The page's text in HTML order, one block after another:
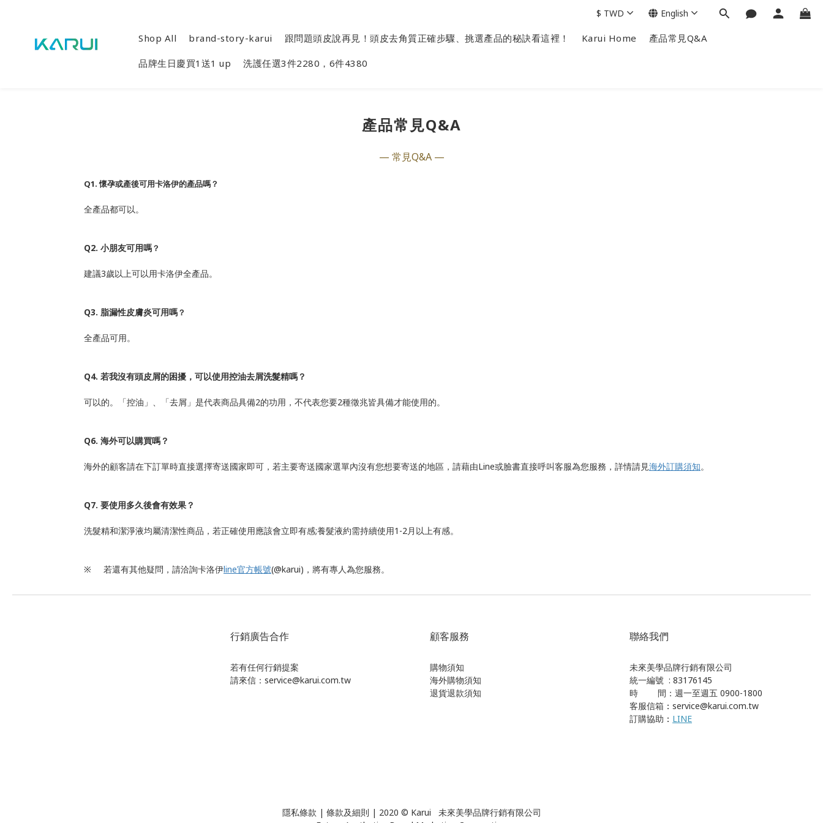
Shop All brand-story-karui 跟問題頭皮說再見！頭皮去角質正確步驟、挑選產品的秘訣看這裡！ Karui Home 產品常見Q&A
品牌生日慶買1送1 up 洗護任選3件2280，6件4380
$ TWD English
產品常見Q&A
— 常見Q&A —
Q1.懷孕或產後可用卡洛伊的產品嗎？
全產品都可以。
Q2. 小朋友可用嗎？
建議3歲以上可以用卡洛伊全產品。
Q3. 脂漏性皮膚炎可用嗎？
全產品可用。
Q4. 若我沒有頭皮屑的困擾，可以使用控油去屑洗髮精嗎？
可以的。「控油」、「去屑」是代表商品具備2的功用，不代表您要2種徵兆皆具備才能使用的。
Q6. 海外可以購買嗎？
海外的顧客請在下訂單時直接選擇寄送國家即可，若主要寄送國家選單內沒有您想要寄送的地區，請藉由Line或臉書直接呼叫客服為您服務，詳情請見海外訂購須知。
Q7. 要使用多久後會有效果？
洗髮精和潔淨液均屬清潔性商品，若正確使用應該會立即有感;養髮液約需持續使用1-2月以上有感。
※ 若還有其他疑問，請洽詢卡洛伊line官方帳號(@karui)，將有專人為您服務。
行銷廣告合作
若有任何行銷提案
請來信：service@karui.com.tw
顧客服務
購物須知
海外購物須知
退貨退款須知
聯絡我們
未來美學品牌行銷有限公司
統一編號 : 83176145
時 間：週一至週五 0900-1800
客服信箱 ： service@karui.com.tw
訂購協助 ： LINE
隱私條款 | 條款及細則 | 2020 © Karui 未來美學品牌行銷有限公司